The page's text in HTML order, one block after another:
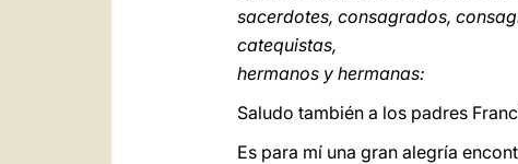
sacerdotes, consagrados,
catequistas,
hermanos y hermanas:
Saludo también a los padres
Es para mí una gran alegría